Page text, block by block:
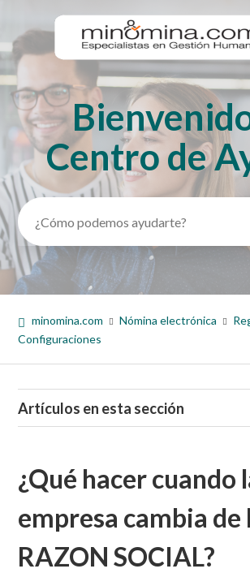
Búsqueda
Centro de
minomina.com Nómina electrónica
Configuraciones
Artículos en esta sección
¿Qué hacer cuando
empresa cambia de
RAZON SOCIAL?